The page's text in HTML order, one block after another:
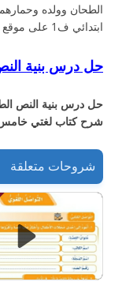
الطحان وولده
ابتدائي ف1 على موقع حقيبتي التعليمي
حل درس بنية
حل درس بنية النص
شرح كتاب لغتي خامس
شروحات متعلقة